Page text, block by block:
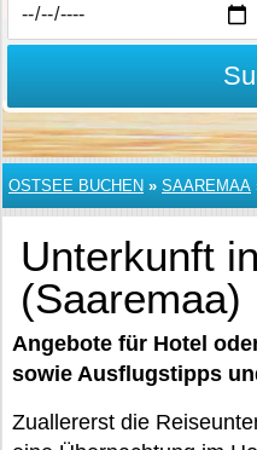
OSTSEE BUCHEN » SAAREMAA
Unterkunft
(Saaremaa)
Angebote für Hotel
sowie Ausflugstipps
Zuallererst die